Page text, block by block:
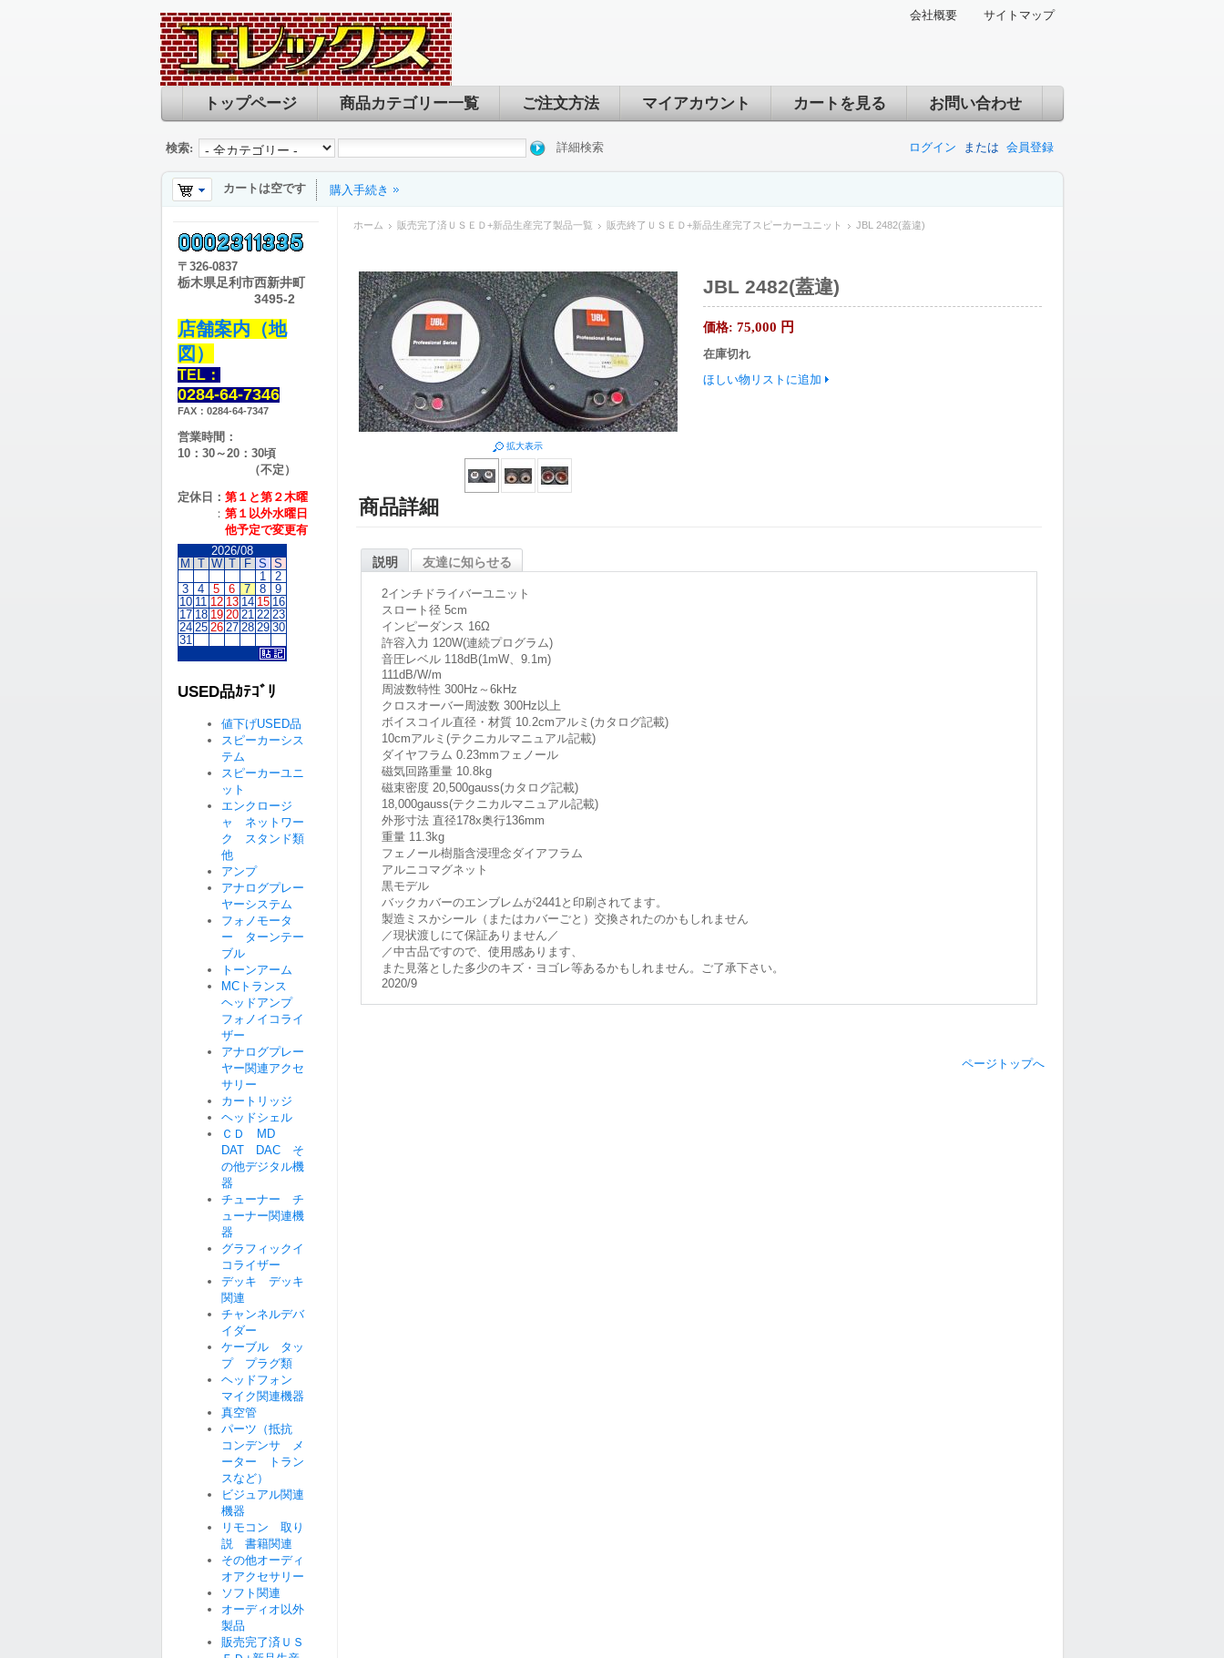
会社概要 サイトマップ
トップページ 商品カテゴリー一覧 ご注文方法 マイアカウント カートを見る お問い合わせ
ログイン または 会員登録
検索: 詳細検索
カートは空です 購入手続き
ホーム 販売完了済ＵＳＥＤ+新品生産完了製品一覧 販売終了ＵＳＥＤ+新品生産完了スピーカーユニット JBL 2482(蓋違)
拡大表示
JBL 2482(蓋違)
価格: 75,000 円
在庫切れ
ほしい物リストに追加
商品詳細
説明 友達に知らせる
2インチドライバーユニット
スロート径 5cm
インピーダンス 16Ω
許容入力 120W(連続プログラム)
音圧レベル 118dB(1mW、9.1m)
111dB/W/m
周波数特性 300Hz～6kHz
クロスオーバー周波数 300Hz以上
ボイスコイル直径・材質 10.2cmアルミ(カタログ記載)
10cmアルミ(テクニカルマニュアル記載)
ダイヤフラム 0.23mmフェノール
磁気回路重量 10.8kg
磁束密度 20,500gauss(カタログ記載)
18,000gauss(テクニカルマニュアル記載)
外形寸法 直径178x奥行136mm
重量 11.3kg
フェノール樹脂含浸理念ダイアフラム
アルニコマグネット
黒モデル
バックカバーのエンブレムが2441と印刷されてます。
製造ミスかシール（またはカバーごと）交換されたのかもしれません
／現状渡しにて保証ありません／
／中古品ですので、使用感あります、
また見落とした多少のキズ・ヨゴレ等あるかもしれません。ご了承下さい。
2020/9
ページトップへ
〒 326-0837
栃木県足利市西新井町
3495-2
店舗案内（地
図）
TEL：
0284-64-7346
FAX：0284-64-7347
営業時間：
10：30～20：30頃
（不定）
定休日： 第１と第２木曜
： 第１以外水曜日
他予定で変更有
2026/08
M
T W T F S S
1
2
3
4 5 6 7 8
9
10 11 12 13 14 15 16
17 18 19 20 21 22 23
24 25 26 27 28 29 30
31
USED品ｶﾃｺﾞﾘ
値下げUSED品
スピーカーシス
テム
スピーカーユニ
ット
エンクロージ
ャ ネットワー
ク スタンド類
他
アンプ
アナログプレー
ヤーシステム
フォノモータ
ー ターンテー
ブル
トーンアーム
MCトランス
ヘッドアンプ
フォノイコライ
ザー
アナログプレー
ヤー関連アクセ
サリー
カートリッジ
ヘッドシェル
ＣＤ MD
DAT DAC そ
の他デジタル機
器
チューナー チ
ューナー関連機
器
グラフィックイ
コライザー
デッキ デッキ
関連
チャンネルデバ
イダー
ケーブル タッ
プ プラグ類
ヘッドフォン
マイク関連機器
真空管
パーツ（抵抗
コンデンサ メ
ーター トラン
スなど）
ビジュアル関連
機器
リモコン 取り
説 書籍関連
その他オーディ
オアクセサリー
ソフト関連
オーディオ以外
製品
販売完了済ＵＳ